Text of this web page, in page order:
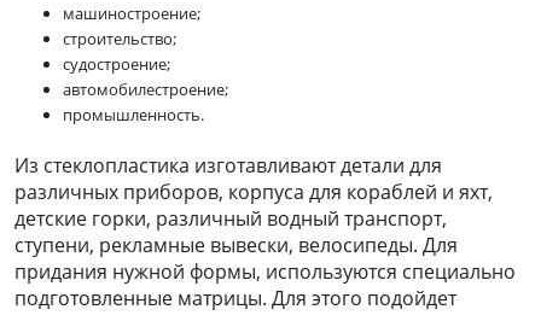
машиностроение;
строительство;
судостроение;
автомобилестроение;
промышленность.
Из стеклопластика изготавливают детали для
различных приборов, корпуса для кораблей и яхт,
детские горки, различный водный транспорт,
ступени, рекламные вывески, велосипеды. Для
придания нужной формы, используются специально
подготовленные матрицы. Для этого подойдет